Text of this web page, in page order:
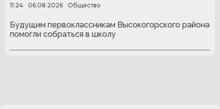
11:24 06.08.2026 Общество
Будущим первоклассникам Высокогорского района
помогли собраться в школу